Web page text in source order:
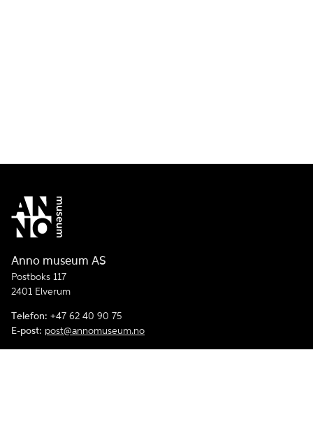
Anno museum AS
Postboks 117
2401 Elverum
Telefon: +47 62 40 90 75
E-post: post@annomuseum.no